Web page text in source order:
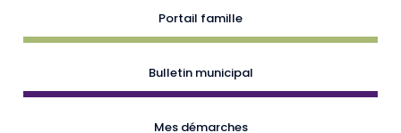
Portail famille
Bulletin municipal
Mes démarches